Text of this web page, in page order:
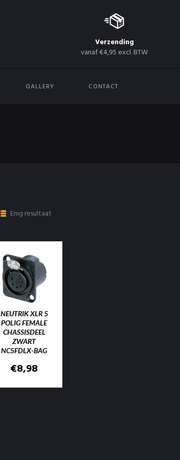
Verzending
vanaf €4,95 excl. BTW
GALLERY CONTACT
Enig resultaat
NEUTRIK XLR 5
POLIG FEMALE
CHASSISDEEL
ZWART
NC5FDLX-BAG
€8,98